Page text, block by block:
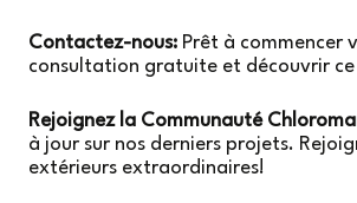
Contactez-nous: Prêt à commencer
consultation gratuite et découvrir
Rejoignez la Communauté
à jour sur nos derniers projets.
extérieurs extraordinaires!